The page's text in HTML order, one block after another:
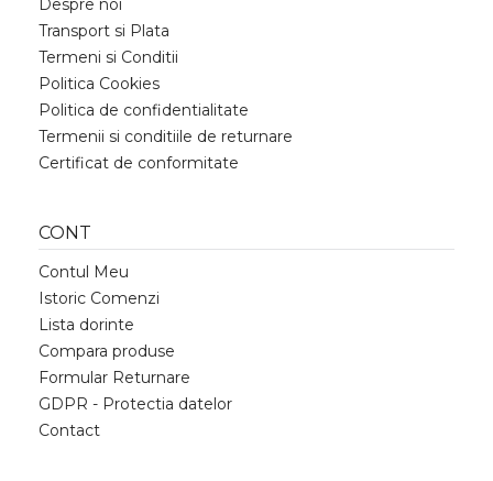
Despre noi
Transport si Plata
Termeni si Conditii
Politica Cookies
Politica de confidentialitate
Termenii si conditiile de returnare
Certificat de conformitate
CONT
Contul Meu
Istoric Comenzi
Lista dorinte
Compara produse
Formular Returnare
GDPR - Protectia datelor
Contact